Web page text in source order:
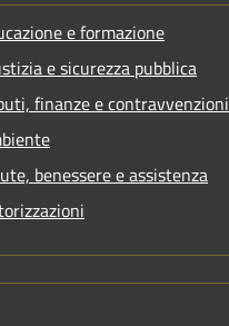
e formazione
e sicurezza pubblica
finanze e contravvenzioni
benessere e assistenza